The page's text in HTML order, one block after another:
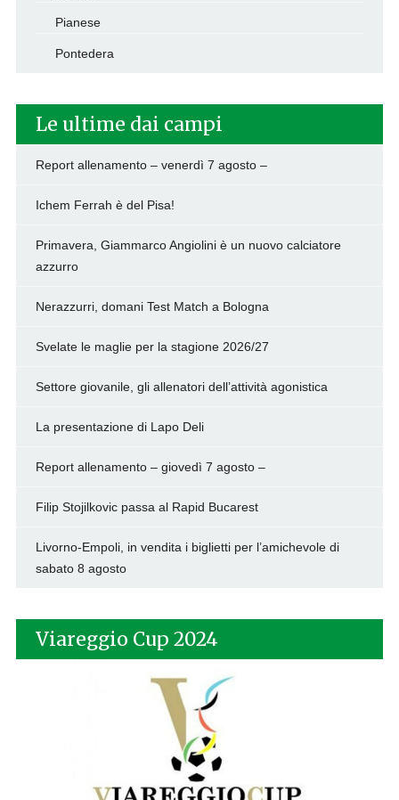
Pianese
Pontedera
Le ultime dai campi
Report allenamento – venerdì 7 agosto –
Ichem Ferrah è del Pisa!
Primavera, Giammarco Angiolini è un nuovo calciatore
azzurro
Nerazzurri, domani Test Match a Bologna
Svelate le maglie per la stagione 2026/27
Settore giovanile, gli allenatori dell’attività agonistica
La presentazione di Lapo Deli
Report allenamento – giovedì 7 agosto –
Filip Stojilkovic passa al Rapid Bucarest
Livorno-Empoli, in vendita i biglietti per l’amichevole di
sabato 8 agosto
Viareggio Cup 2024